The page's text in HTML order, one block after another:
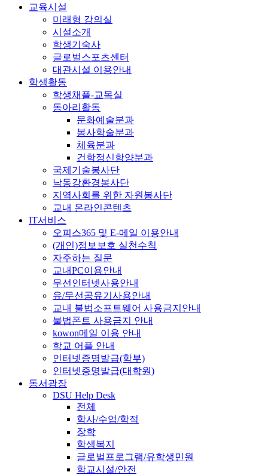
교육시설
미래형 강의실
시설소개
학생기숙사
글로벌스포츠센터
대관시설 이용안내
학생활동
학생채플-교목실
동아리활동
문화예술분과
봉사학술분과
체육분과
건학정신함양분과
국제기술봉사단
낙동강환경봉사단
지역사회를 위한 자원봉사단
교내 온라인콘텐츠
IT서비스
오피스365 및 E-메일 이용안내
(개인)정보보호 실천수칙
자주하는 질문
교내PC이용안내
무선인터넷사용안내
유/무선공유기사용안내
교내 불법소프트웨어 사용금지안내
불법폰트 사용금지 안내
kowon메일 이용 안내
학교 어플 안내
인터넷증명발급(학부)
인터넷증명발급(대학원)
동서광장
DSU Help Desk
전체
학사/수업/학적
장학
학생복지
글로벌프로그램/유학생민원
학교시설/안전